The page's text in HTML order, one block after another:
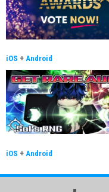
iOS + Android
iOS + Android